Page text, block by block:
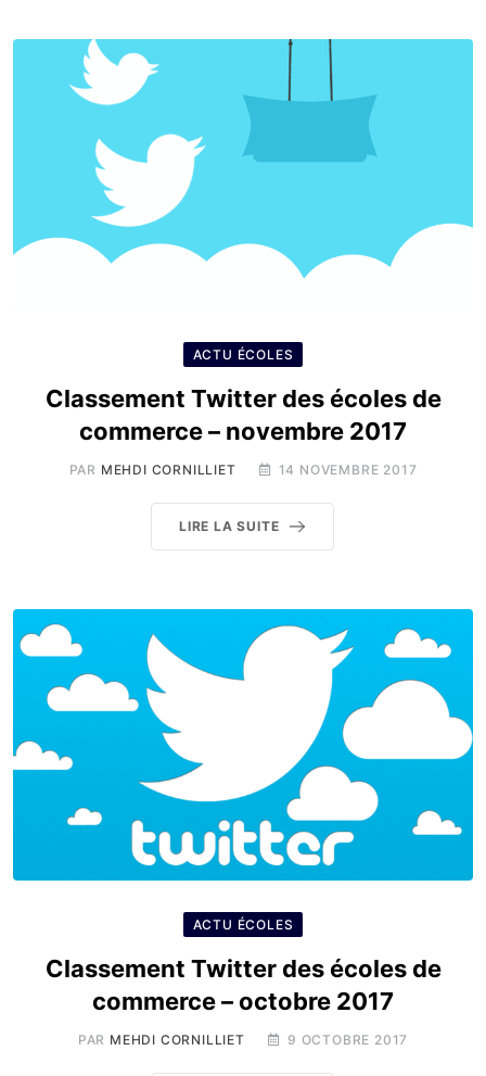
ACTU ÉCOLES
Classement Twitter des écoles de
commerce – novembre 2017
PAR MEHDI CORNILLIET 14 NOVEMBRE 2017
LIRE LA SUITE
ACTU ÉCOLES
Classement Twitter des écoles de
commerce – octobre 2017
PAR MEHDI CORNILLIET 9 OCTOBRE 2017